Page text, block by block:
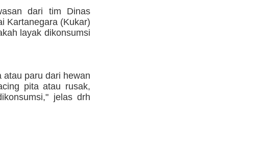
dari tim Dinas
Kartanegara (Kukar)
layak dikonsumsi
paru dari hewan
pita atau rusak,
jelas drh